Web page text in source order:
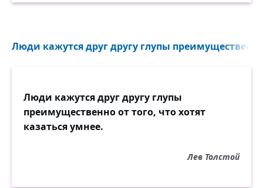
Люди кажутся друг другу глупы
Люди кажутся друг другу глупы
преимущественно от того, что хотят
казаться умнее.
Лев Толстой